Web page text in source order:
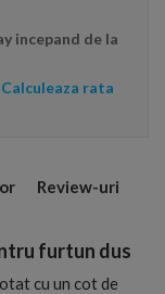
incepand de la
rata
Review-uri
furtun dus
cu un cot de